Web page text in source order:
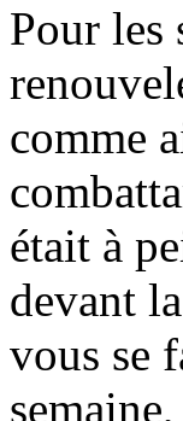
Pour les
comme
était à
devant
vous se